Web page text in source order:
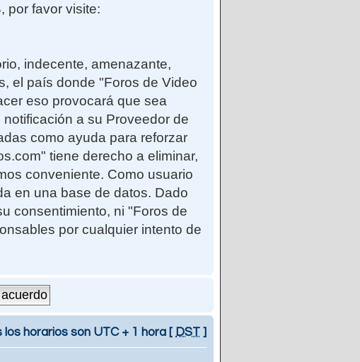
por favor visite:
indecente, amenazante,
el país donde "Foros de Video
eso provocará que sea
a su Proveedor de
como ayuda para reforzar
tiene derecho a eliminar,
conveniente. Como usuario
en una base de datos. Dado
consentimiento, ni "Foros de
por cualquier intento de
los horarios son UTC + 1 hora [ DST ]